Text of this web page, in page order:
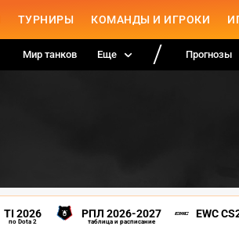
ТУРНИРЫ КОМАНДЫ И ИГРОКИ
Мир танков Еще Прогнозы
TI 2026
по Dota 2
РПЛ 2026-2027
таблица и расписание
EWC